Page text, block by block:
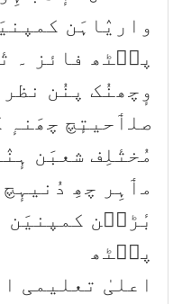
واریٛاہَن
پٮ۪ٹھ فائز ۔
وٕچھنُک پنُن
صلٲحیتٕچ چھَنہٕ
مُختٔلِف شعبَن
مٲہِر چھِ
بٔڑٮ۪ن کمپنیَن
پٮ۪ٹھ
اعلیٰ تعلیمی